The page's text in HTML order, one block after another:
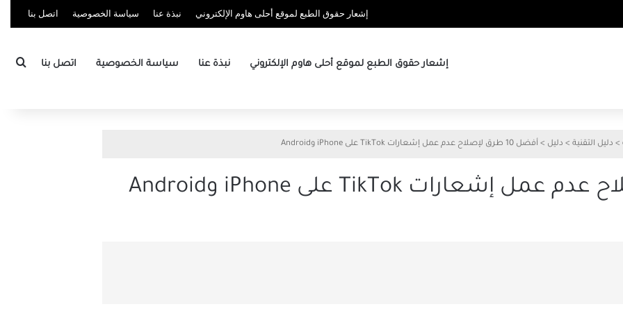
إشعار حقوق الطبع لموقع أحلى هاوم الإلكتروني نبذة عنا سياسة الخصوصية اتصل بنا
إشعار حقوق الطبع لموقع أحلى هاوم الإلكتروني نبذة عنا سياسة الخصوصية اتصل بنا
> دليل التقنية > دليل > أفضل 10 طرق لإصلاح عدم عمل إشعارات TikTok على iPhone وAndroid